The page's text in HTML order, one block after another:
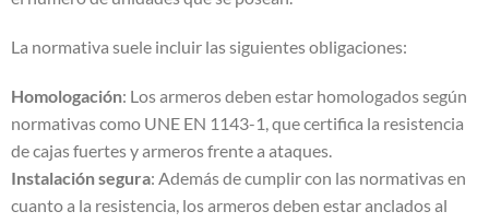
La normativa suele incluir las siguientes obligaciones:
Homologación: Los armeros deben estar homologados según
normativas como UNE EN 1143-1, que certifica la resistencia
de cajas fuertes y armeros frente a ataques.
Instalación segura: Además de cumplir con las normativas en
cuanto a la resistencia, los armeros deben estar anclados al